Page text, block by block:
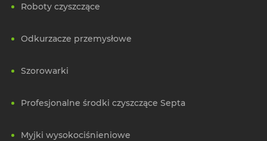
Roboty czyszczące
Odkurzacze przemysłowe
Szorowarki
Profesjonalne środki czyszczące Septa
Myjki wysokociśnieniowe